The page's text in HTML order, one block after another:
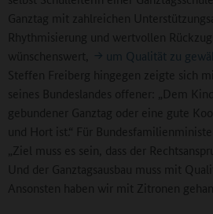
Ganztag mit zahlreichen
Rhythmisierung und wertvollen
wünschenswert,
um Qualität zu
Steffen Freiberg hingegen zeigte sich
seines Bundeslandes offener: „Dem
gebundener Ganztag oder eine gute
und Hort ist.“ Für
„Ziel muss es sein, dass der
Und der Ganztagsausbau muss mit
Ansonsten haben wir mit Zitronen